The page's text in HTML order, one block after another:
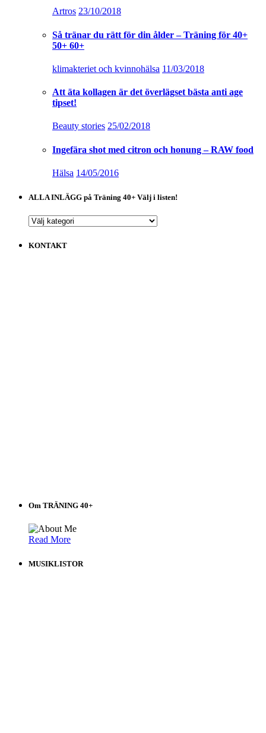
Artros 23/10/2018
Så tränar du rätt för din ålder – Träning för 40+
50+ 60+
klimakteriet och kvinnohälsa 11/03/2018
Att äta kollagen är det överlägset bästa anti age
tipset!
Beauty stories 25/02/2018
Ingefära shot med citron och honung – RAW food
Hälsa 14/05/2016
ALLA INLÄGG på Träning 40+ Välj i listen!
ALLA
på
KONTAKT
Om TRÄNING 40+
Read More
MUSIKLISTOR